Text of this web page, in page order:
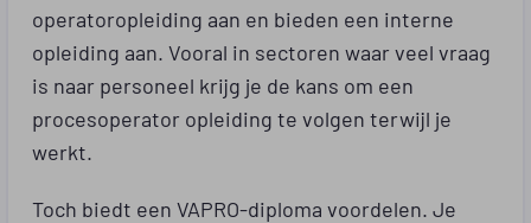
operatoropleiding aan en bieden een interne
opleiding aan. Vooral in sectoren waar veel vraag
is naar personeel krijg je de kans om een
procesoperator opleiding te volgen terwijl je
werkt.
Toch biedt een VAPRO-diploma voordelen. Je